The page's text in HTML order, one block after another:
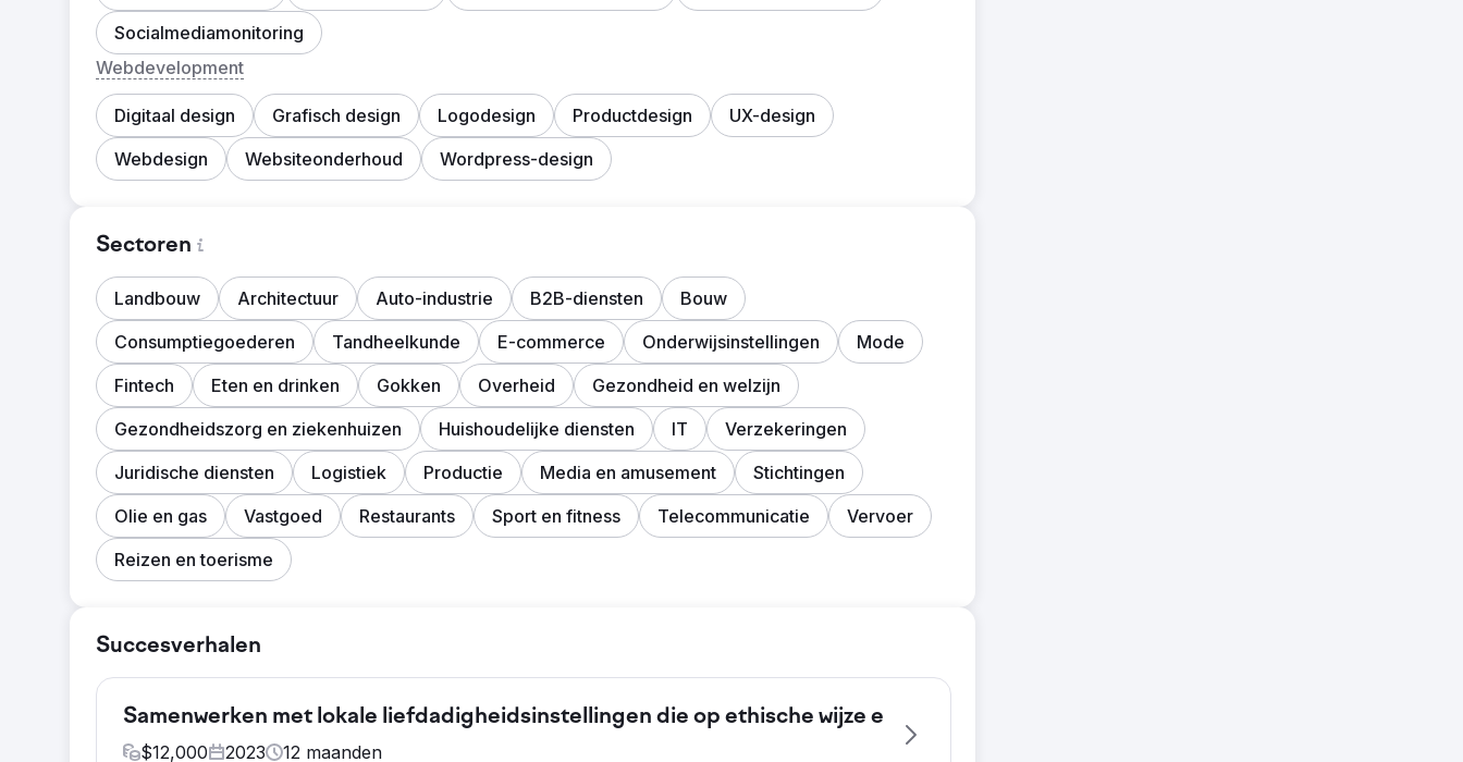
Socialmediamonitoring
Webdevelopment
Digitaal design Grafisch design Logodesign Productdesign
UX-design
Webdesign
Websiteonderhoud Wordpress-design
Sectoren
Landbouw Architectuur Auto-industrie B2B-diensten
Bouw
Consumptiegoederen
Tandheelkunde E-commerce Onderwijsinstellingen
Mode
Fintech
Eten en drinken Gokken Overheid
Gezondheid en welzijn
Gezondheidszorg en ziekenhuizen
Huishoudelijke diensten IT
Verzekeringen
Juridische diensten
Logistiek Productie Media en amusement
Stichtingen
Olie en gas
Vastgoed Restaurants Sport en fitness Telecommunicatie
Vervoer
Reizen en toerisme
Succesverhalen
Samenwerken met lokale liefdadigheidsinstellingen die op ethische wijze e
$12,000 2023 12 maanden